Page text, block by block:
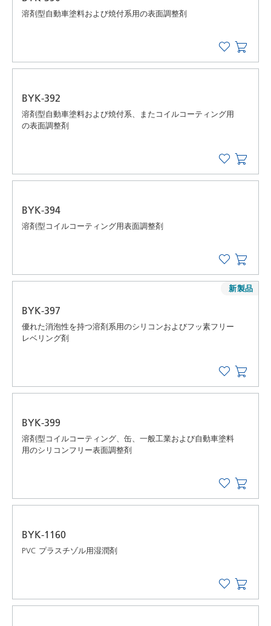
溶剤型自動車塗料および焼付系用の表面調整剤
BYK-392
溶剤型自動車塗料および焼付系、またコイルコーティング用
の表面調整剤
BYK-394
溶剤型コイルコーティング用表面調整剤
BYK-397
優れた消泡性を持つ溶剤系用のシリコンおよびフッ素フリー
レベリング剤
新製品
BYK-399
溶剤型コイルコーティング、缶、一般工業および自動車塗料
用のシリコンフリー表面調整剤
BYK-1160
PVC プラスチゾル用湿潤剤